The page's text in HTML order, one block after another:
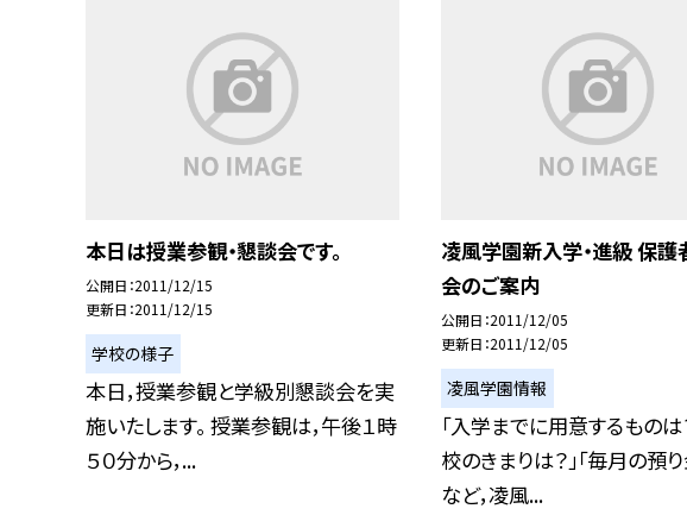
本日は授業参観・懇談会です。
公開日 2011/12/15
更新日 2011/12/15
学校の様子
本日，授業参観と学級別懇談会を実
施いたします。 授業参観は，午後１時
５０分から，...
凌風学園新入学・進級 保護
会のご案内
公開日 2011/12/05
更新日 2011/12/05
凌風学園情報
「入学までに用意するものは
校のきまりは？」「毎月の預り
など，凌風...